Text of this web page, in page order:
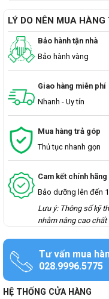
LÝ DO NÊN MUA
Bảo hành tận nhà
Bảo hành vàng
Giao hàng miễn phí
Nhanh - Uy tín
Mua hàng trả góp
Thủ tục nhanh gọn
Cam kết chính hãng
Bảo dưỡng lên đến
Lưu ý: Thông số kỹ
nhằm nâng cao
Tư vấn mua
028.9996.5775
HỆ THỐNG CỬA HÀNG